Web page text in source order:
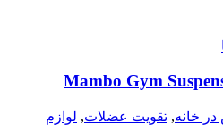
Mambo Gym
خانه, تقویت عضلات, لوازم